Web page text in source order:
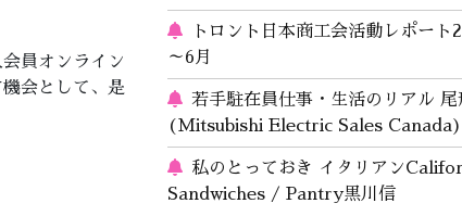
員オンライン
会として、是
トロント日本商工会活動レポート
～6月
若手駐在員仕事・生活のリアル 尾
(Mitsubishi Electric Sales Canada)
私のとっておき イタリアン
Sandwiches / Pantry黒川信